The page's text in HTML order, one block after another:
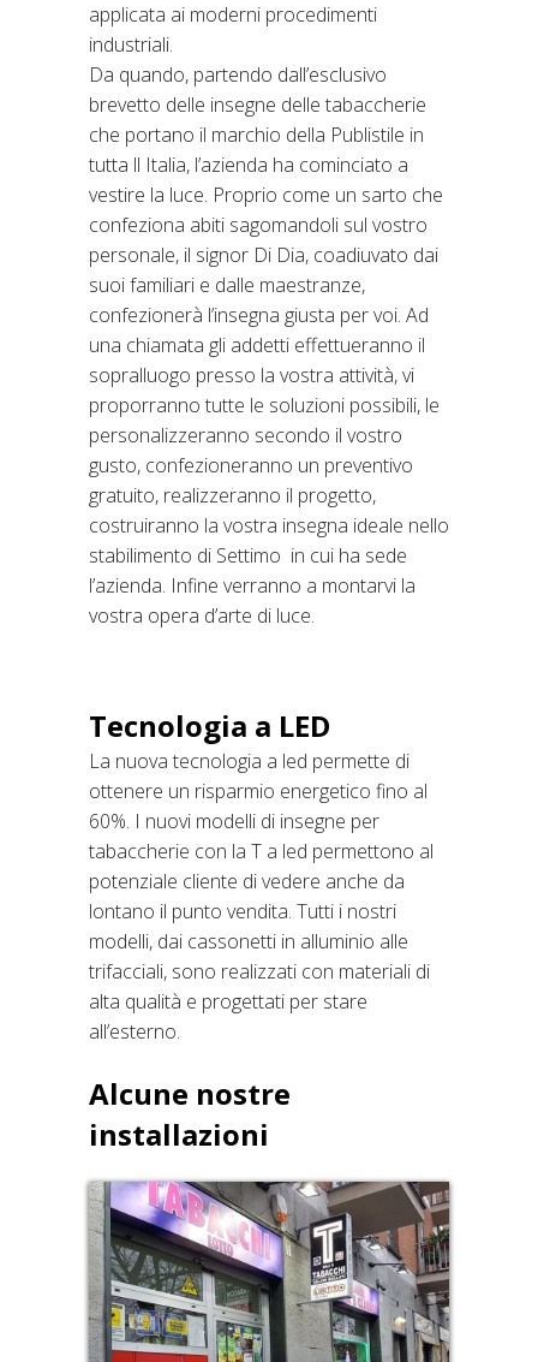
applicata ai moderni procedimenti
industriali.
Da quando, partendo dall’esclusivo
brevetto delle insegne delle tabaccherie
che portano il marchio della Publistile in
tutta ll Italia, l’azienda ha cominciato a
vestire la luce. Proprio come un sarto che
confeziona abiti sagomandoli sul vostro
personale, il signor Di Dia, coadiuvato dai
suoi familiari e dalle maestranze,
confezionerà l’insegna giusta per voi. Ad
una chiamata gli addetti effettueranno il
sopralluogo presso la vostra attività, vi
proporranno tutte le soluzioni possibili, le
personalizzeranno secondo il vostro
gusto, confezioneranno un preventivo
gratuito, realizzeranno il progetto,
costruiranno la vostra insegna ideale nello
stabilimento di Settimo in cui ha sede
l’azienda. Infine verranno a montarvi la
vostra opera d’arte di luce.
Tecnologia a LED
La nuova tecnologia a led permette di
ottenere un risparmio energetico fino al
60%. I nuovi modelli di insegne per
tabaccherie con la T a led permettono al
potenziale cliente di vedere anche da
lontano il punto vendita. Tutti i nostri
modelli, dai cassonetti in alluminio alle
trifacciali, sono realizzati con materiali di
alta qualità e progettati per stare
all’esterno.
Alcune nostre
installazioni